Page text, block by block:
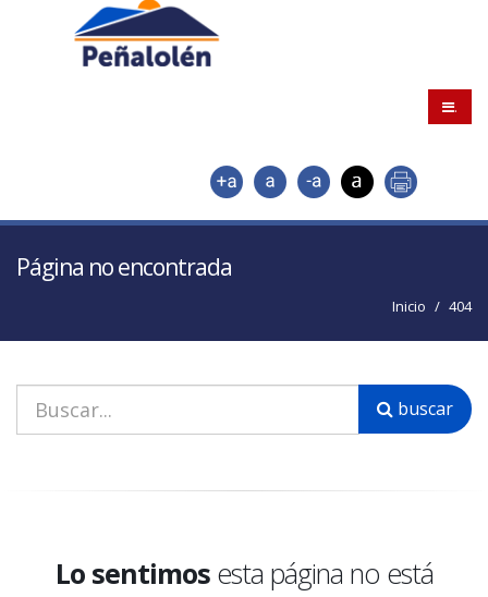
.
Página no encontrada
Inicio 404
buscar
Lo sentimos esta página no está